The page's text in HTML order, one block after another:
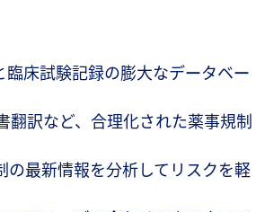
床試験記録の膨大なデータベー
翻訳など、合理化された薬事規制
最新情報を分析してリスクを軽